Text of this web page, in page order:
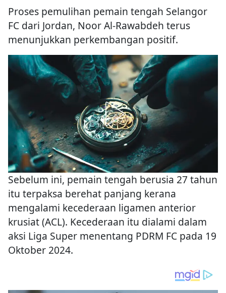
Proses pemulihan pemain tengah Selangor
FC dari Jordan, Noor Al-Rawabdeh terus
menunjukkan perkembangan positif.
Sebelum ini, pemain tengah berusia 27 tahun
itu terpaksa berehat panjang kerana
mengalami kecederaan ligamen anterior
krusiat (ACL). Kecederaan itu dialami dalam
aksi Liga Super menentang PDRM FC pada 19
Oktober 2024.